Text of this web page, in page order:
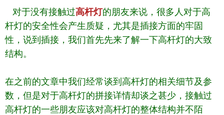
对于没有接触过高杆灯的朋友来说，很多人对于高
杆灯的安全性会产生质疑，尤其是插接方面的牢固
性，说到插接，我们首先先来了解一下高杆灯的大致
结构。
在之前的文章中我们经常谈到高杆灯的相关细节及参
数，但是对于高杆灯的拼接详情却谈之甚少，接触过
高杆灯的一些朋友应该对高杆灯的整体结构并不陌